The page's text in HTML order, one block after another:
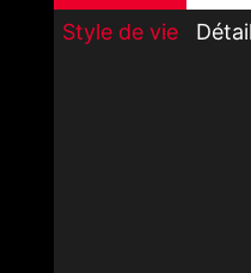
Style de vie